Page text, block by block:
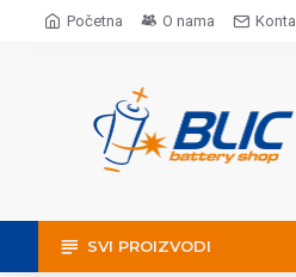
Početna O nama
SVI PROIZVODI